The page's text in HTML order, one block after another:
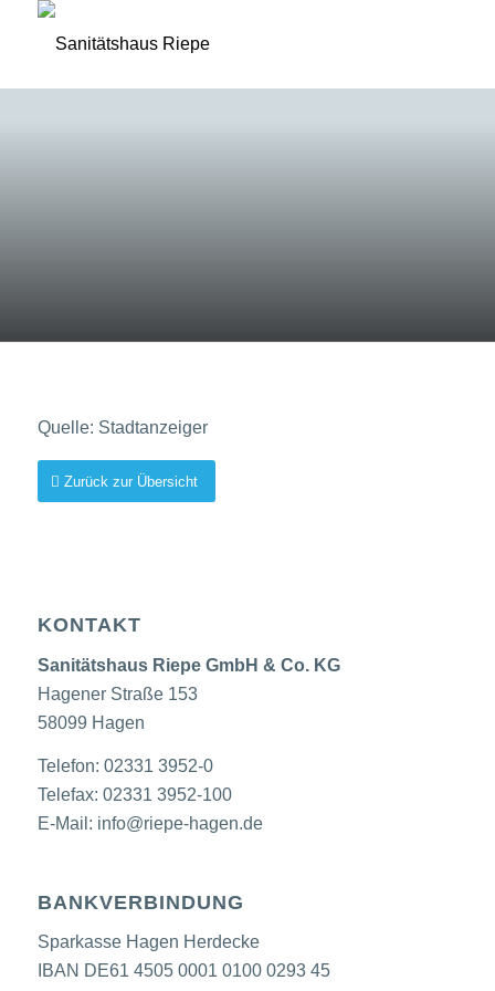
Quelle: Stadtanzeiger
Zurück zur Übersicht
KONTAKT
Sanitätshaus Riepe GmbH & Co. KG
Hagener Straße 153
58099 Hagen
Telefon: 02331 3952-0
Telefax: 02331 3952-100
E-Mail: info@riepe-hagen.de
BANKVERBINDUNG
Sparkasse Hagen Herdecke
IBAN DE61 4505 0001 0100 0293 45